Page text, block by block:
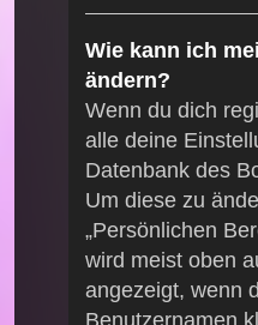
Wie kann ich
ändern?
Wenn du dich
alle deine
Datenbank des
Um diese zu
„Persönlichen
wird meist oben
angezeigt, wenn